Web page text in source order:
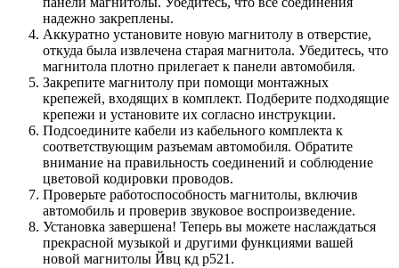
надежно закреплены.
Аккуратно установите новую магнитолу в отверстие,
откуда была извлечена старая магнитола. Убедитесь, что
магнитола плотно прилегает к панели автомобиля.
Закрепите магнитолу при помощи монтажных
крепежей, входящих в комплект. Подберите подходящие
крепежи и установите их согласно инструкции.
Подсоедините кабели из кабельного комплекта к
соответствующим разъемам автомобиля. Обратите
внимание на правильность соединений и соблюдение
цветовой кодировки проводов.
Проверьте работоспособность магнитолы, включив
автомобиль и проверив звуковое воспроизведение.
Установка завершена! Теперь вы можете наслаждаться
прекрасной музыкой и другими функциями вашей
новой магнитолы Йвц кд р521.